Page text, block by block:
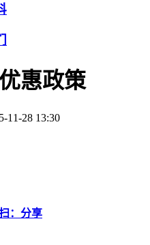
惠政策
11-28 13:30
：分享